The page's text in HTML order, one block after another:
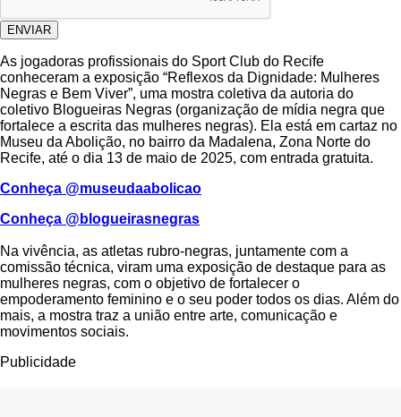
ENVIAR
As jogadoras profissionais do Sport Club do Recife
conheceram a exposição “Reflexos da Dignidade: Mulheres
Negras e Bem Viver”, uma mostra coletiva da autoria do
coletivo Blogueiras Negras (organização de mídia negra que
fortalece a escrita das mulheres negras). Ela está em cartaz no
Museu da Abolição, no bairro da Madalena, Zona Norte do
Recife, até o dia 13 de maio de 2025, com entrada gratuita.
Conheça @museudaabolicao
Conheça @blogueirasnegras
Na vivência, as atletas rubro-negras, juntamente com a
comissão técnica, viram uma exposição de destaque para as
mulheres negras, com o objetivo de fortalecer o
empoderamento feminino e o seu poder todos os dias. Além do
mais, a mostra traz a união entre arte, comunicação e
movimentos sociais.
Publicidade